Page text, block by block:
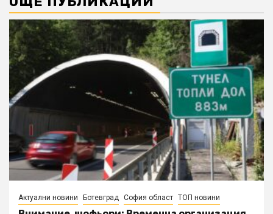
Актуални новини Ботевград София област ТОП новини